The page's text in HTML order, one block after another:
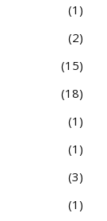
1
2
15
18
1
1
3
1